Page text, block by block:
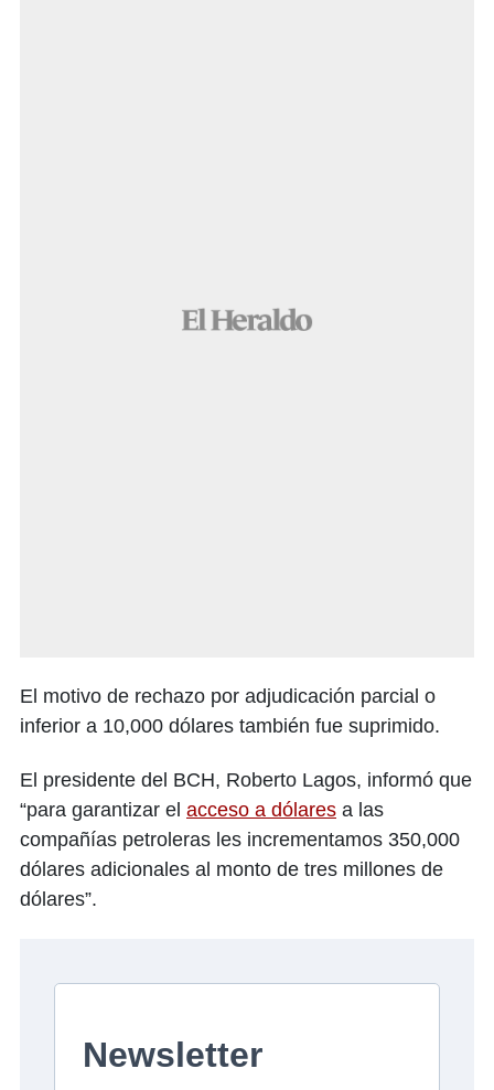
El motivo de rechazo por adjudicación parcial o
inferior a 10,000 dólares también fue suprimido.
El presidente del BCH, Roberto Lagos, informó que
“para garantizar el acceso a dólares a las
compañías petroleras les incrementamos 350,000
dólares adicionales al monto de tres millones de
dólares”.